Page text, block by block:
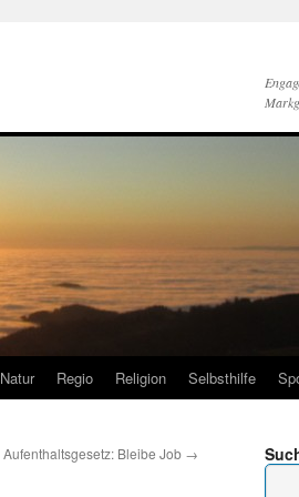
Natur Regio Religion Selbsthilfe
Aufenthaltsgesetz: Bleibe Job →